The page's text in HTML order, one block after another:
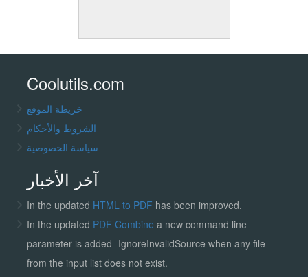
Coolutils.com
خريطة الموقع
الشروط والأحكام
سياسة الخصوصية
آخر الأخبار
In the updated HTML to PDF has been improved.
In the updated PDF Combine a new command line
parameter is added -IgnoreInvalidSource when any file
from the input list does not exist.